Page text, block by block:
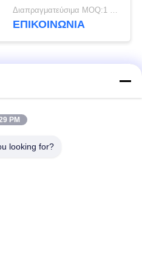
η ανοπτημένη σπείρα Διαπραγματεύσιμα MOQ:1 τόνος
ΕΠΙΚΟΙΝΩΝΊΑ
Σκληραίνοντας
PM
looking for?